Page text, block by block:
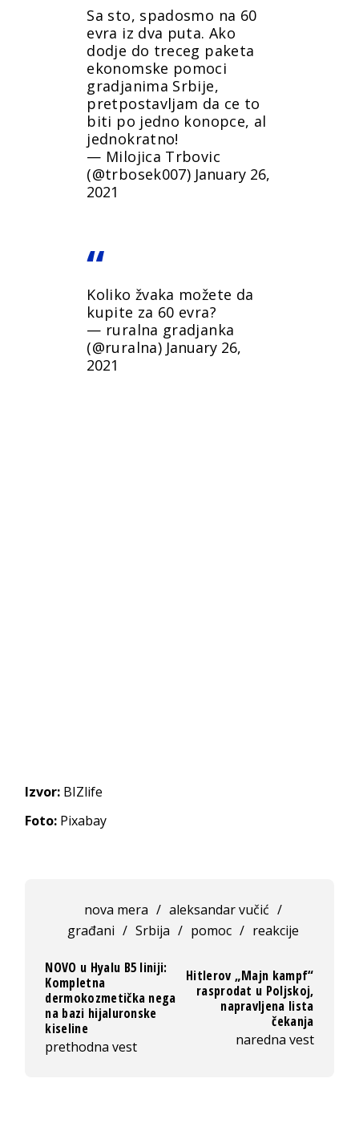
Sa sto, spadosmo na 60
evra iz dva puta. Ako
dodje do treceg paketa
ekonomske pomoci
gradjanima Srbije,
pretpostavljam da ce to
biti po jedno konopce, al
jednokratno!
— Milojica Trbovic
(@trbosek007) January 26,
2021
Koliko žvaka možete da
kupite za 60 evra?
— ruralna gradjanka
(@ruralna) January 26,
2021
Izvor: BIZlife
Foto: Pixabay
nova mera / aleksandar vučić /
građani / Srbija / pomoc / reakcije
NOVO u Hyalu B5 liniji:
Kompletna
dermokozmetička nega
na bazi hijaluronske
kiseline
prethodna vest
Hitlerov „Majn kampf“
rasprodat u Poljskoj,
napravljena lista
čekanja
naredna vest